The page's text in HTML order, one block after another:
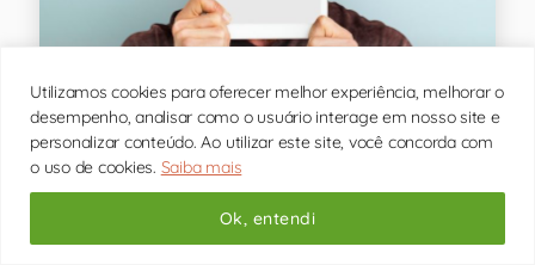
Utilizamos cookies para oferecer melhor experiência, melhorar o
desempenho, analisar como o usuário interage em nosso site e
personalizar conteúdo. Ao utilizar este site, você concorda com
o uso de cookies. Saiba mais
Ok, entendi
Você sabe a importância de controlar o humor
no dia a dia? Nós somos seres emocionais.
Alguns indivíduos são mais, enquanto outros são